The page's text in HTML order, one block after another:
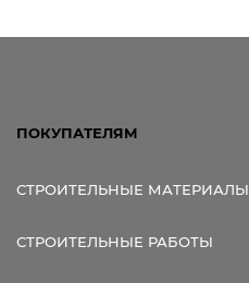
ПОКУПАТЕЛЯМ
СТРОИТЕЛЬНЫЕ МАТЕРИАЛЫ
СТРОИТЕЛЬНЫЕ РАБОТЫ